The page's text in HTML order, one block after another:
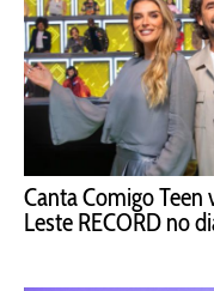
Canta Comigo Teen
Leste RECORD no